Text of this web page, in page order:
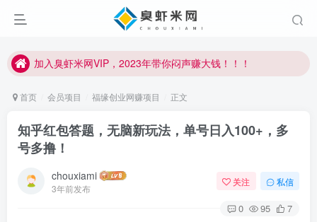
加入臭虾米网VIP，2023年带你闷声赚大钱！！！
加入臭虾米网VIP，2023年带你闷声赚大钱！！！
首页 会员项目 福缘创业网赚项目 正文
知乎红包答题，无脑新玩法，单号日入100+，多
号多撸！
chouxiami
3年前发布
关注 私信
0 95 7